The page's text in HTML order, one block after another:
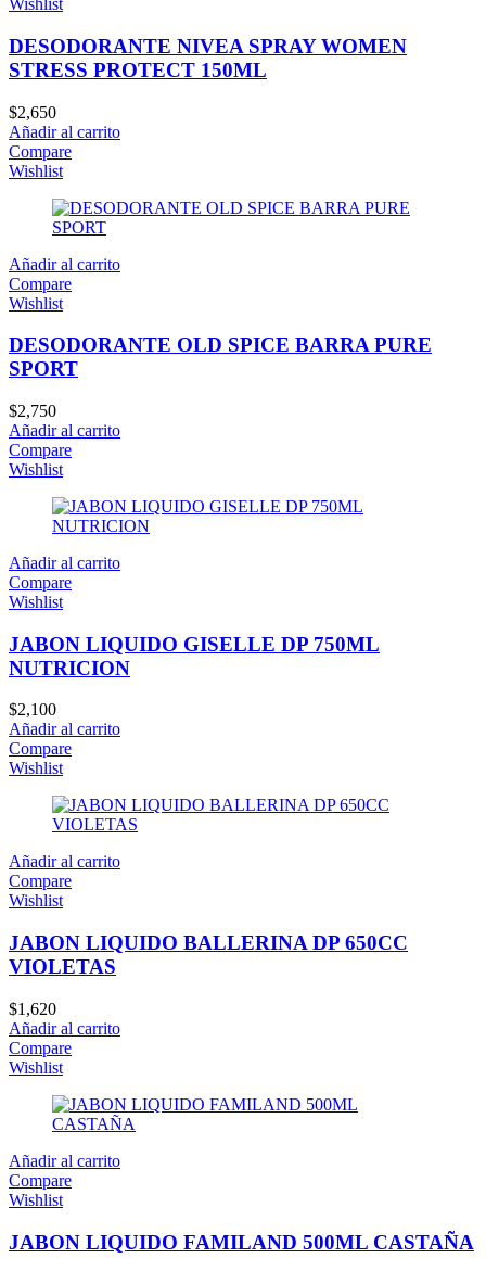
Wishlist
DESODORANTE NIVEA SPRAY WOMEN
STRESS PROTECT 150ML
$2,650
Añadir al carrito
Compare
Wishlist
Añadir al carrito
Compare
Wishlist
DESODORANTE OLD SPICE BARRA PURE
SPORT
$2,750
Añadir al carrito
Compare
Wishlist
Añadir al carrito
Compare
Wishlist
JABON LIQUIDO GISELLE DP 750ML
NUTRICION
$2,100
Añadir al carrito
Compare
Wishlist
Añadir al carrito
Compare
Wishlist
JABON LIQUIDO BALLERINA DP 650CC
VIOLETAS
$1,620
Añadir al carrito
Compare
Wishlist
Añadir al carrito
Compare
Wishlist
JABON LIQUIDO FAMILAND 500ML CASTAÑA